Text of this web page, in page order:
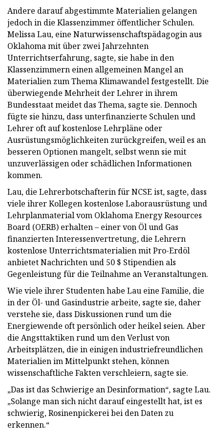
Andere darauf abgestimmte Materialien gelangen
jedoch in die Klassenzimmer öffentlicher Schulen.
Melissa Lau, eine Naturwissenschaftspädagogin aus
Oklahoma mit über zwei Jahrzehnten
Unterrichtserfahrung, sagte, sie habe in den
Klassenzimmern einen allgemeinen Mangel an
Materialien zum Thema Klimawandel festgestellt. Die
überwiegende Mehrheit der Lehrer in ihrem
Bundesstaat meidet das Thema, sagte sie. Dennoch
fügte sie hinzu, dass unterfinanzierte Schulen und
Lehrer oft auf kostenlose Lehrpläne oder
Ausrüstungsmöglichkeiten zurückgreifen, weil es an
besseren Optionen mangelt, selbst wenn sie mit
unzuverlässigen oder schädlichen Informationen
kommen.
Lau, die Lehrerbotschafterin für NCSE ist, sagte, dass
viele ihrer Kollegen kostenlose Laborausrüstung und
Lehrplanmaterial vom Oklahoma Energy Resources
Board (OERB) erhalten – einer von Öl und Gas
finanzierten Interessenvertretung, die Lehrern
kostenlose Unterrichtsmaterialien mit Pro-Erdöl
anbietet Nachrichten und 50 $ Stipendien als
Gegenleistung für die Teilnahme an Veranstaltungen.
Wie viele ihrer Studenten habe Lau eine Familie, die
in der Öl- und Gasindustrie arbeite, sagte sie, daher
verstehe sie, dass Diskussionen rund um die
Energiewende oft persönlich oder heikel seien. Aber
die Angsttaktiken rund um den Verlust von
Arbeitsplätzen, die in einigen industriefreundlichen
Materialien im Mittelpunkt stehen, können
wissenschaftliche Fakten verschleiern, sagte sie.
„Das ist das Schwierige an Desinformation“, sagte Lau.
„Solange man sich nicht darauf eingestellt hat, ist es
schwierig, Rosinenpickerei bei den Daten zu
erkennen.“